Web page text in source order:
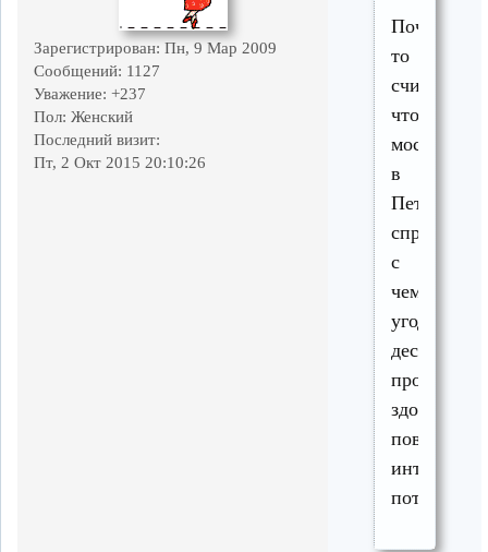
Зарегистрирован: Пн, 9 Мар 2009
Сообщений: 1127
Уважение: +237
Пол: Женский
Последний визит:
Пт, 2 Окт 2015 20:10:26
Почему-
то
считается,
что
москвич
в
Петушках
справится
с
чем
угодно,
дескать
прописка
здорово
повышает
потенциал.